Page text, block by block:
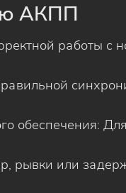
АКПП
работы с
обеспечения: Для
рывки или